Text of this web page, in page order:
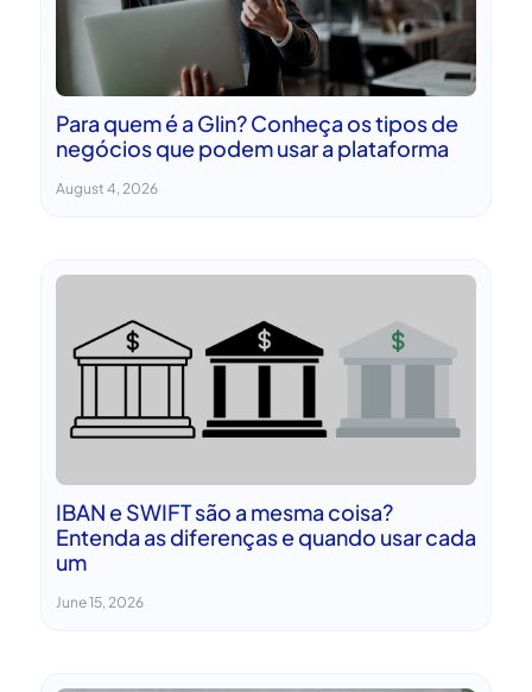
Para quem é a Glin? Conheça os tipos de
negócios que podem usar a plataforma
August 4, 2026
IBAN e SWIFT são a mesma coisa?
Entenda as diferenças e quando usar cada
um
June 15, 2026